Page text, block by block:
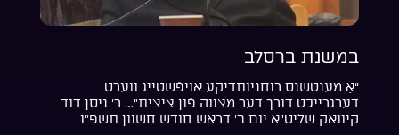
במשנת ברסלב
“אַ מענטשנס רוחניותדיקע אויפֿשטייג ווערט
דערגרייכט דורך דער מצווה פֿון ציצית”… ר’ ניסן דוד
קיוואק שליט”א יום ב’ דראש חודש חשוון תשפ”ו